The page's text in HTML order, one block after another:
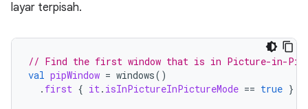
layar terpisah.
// Find the first window that is in Picture-in-
val pipWindow = windows()
. first { it. isInPictureInPictureMode == true }